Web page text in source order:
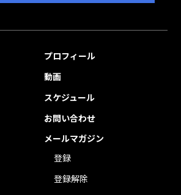
プロフィール
動画
スケジュール
お問い合わせ
メールマガジン
登録
登録解除